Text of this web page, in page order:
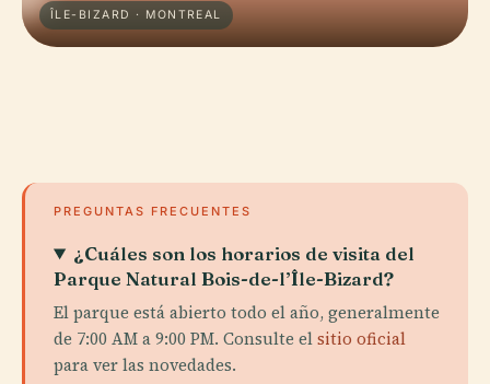
ÎLE-BIZARD · MONTREAL
PREGUNTAS FRECUENTES
¿Cuáles son los horarios de visita del
Parque Natural Bois-de-l’Île-Bizard?
El parque está abierto todo el año, generalmente
de 7:00 AM a 9:00 PM. Consulte elsitio oficial
para ver las novedades.